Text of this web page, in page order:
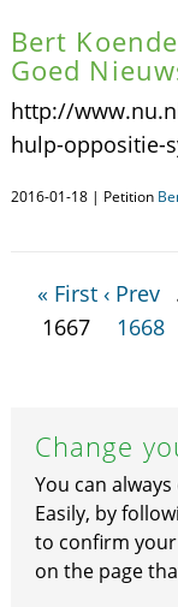
Bert
Goed
http://
hulp-oppositie-
2016-01-18 | Petition
« First ‹ Prev
1667
1668
Change
You can
Easily, by
to confirm
on the page